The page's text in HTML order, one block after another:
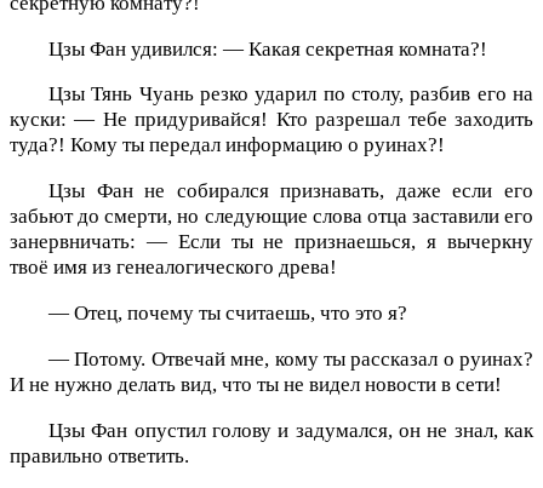
Цзы Фан удивился: — Какая секретная комната?!
Цзы Тянь Чуань резко ударил по столу, разбив его на
куски: — Не придуривайся! Кто разрешал тебе заходить
туда?! Кому ты передал информацию о руинах?!
Цзы Фан не собирался признавать, даже если его
забьют до смерти, но следующие слова отца заставили его
занервничать: — Если ты не признаешься, я вычеркну
твоё имя из генеалогического древа!
— Отец, почему ты считаешь, что это я?
— Потому. Отвечай мне, кому ты рассказал о руинах?
И не нужно делать вид, что ты не видел новости в сети!
Цзы Фан опустил голову и задумался, он не знал, как
правильно ответить.